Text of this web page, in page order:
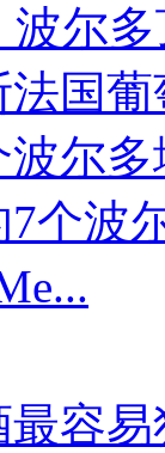
波尔
国
尔多
个波
容